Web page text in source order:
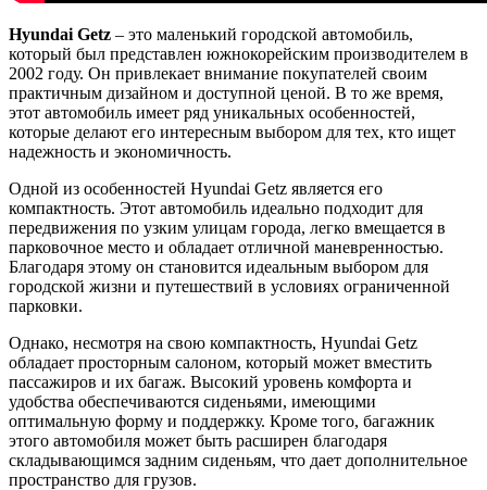
Hyundai Getz – это маленький городской автомобиль,
который был представлен южнокорейским производителем в
2002 году. Он привлекает внимание покупателей своим
практичным дизайном и доступной ценой. В то же время,
этот автомобиль имеет ряд уникальных особенностей,
которые делают его интересным выбором для тех, кто ищет
надежность и экономичность.
Одной из особенностей Hyundai Getz является его
компактность. Этот автомобиль идеально подходит для
передвижения по узким улицам города, легко вмещается в
парковочное место и обладает отличной маневренностью.
Благодаря этому он становится идеальным выбором для
городской жизни и путешествий в условиях ограниченной
парковки.
Однако, несмотря на свою компактность, Hyundai Getz
обладает просторным салоном, который может вместить
пассажиров и их багаж. Высокий уровень комфорта и
удобства обеспечиваются сиденьями, имеющими
оптимальную форму и поддержку. Кроме того, багажник
этого автомобиля может быть расширен благодаря
складывающимся задним сиденьям, что дает дополнительное
пространство для грузов.